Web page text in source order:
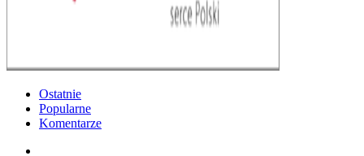
Ostatnie
Popularne
Komentarze